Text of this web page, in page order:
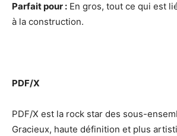
Parfait pour : En gros, tout ce qui est
à la construction.
PDF/X
PDF/X est la rock star des sous-
Gracieux, haute définition et plus